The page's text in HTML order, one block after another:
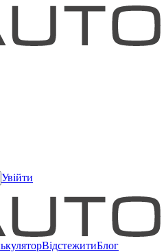
Увійти
ВідстежитиБлог